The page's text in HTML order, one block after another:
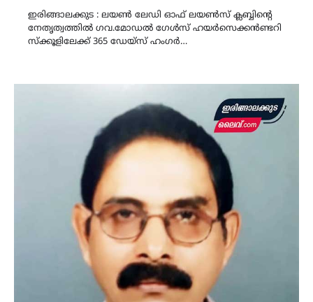
ഇരിങ്ങാലക്കുട : ലയൺ ലേഡി ഓഫ്‌ ലയൺസ് ക്ലബ്ബിന്റെ
നേതൃത്വത്തിൽ ഗവ.മോഡൽ ഗേൾസ് ഹയർസെക്കൻണ്ടറി
സ്ക്കൂളിലേക്ക് 365 ഡേയ്സ് ഹംഗർ…